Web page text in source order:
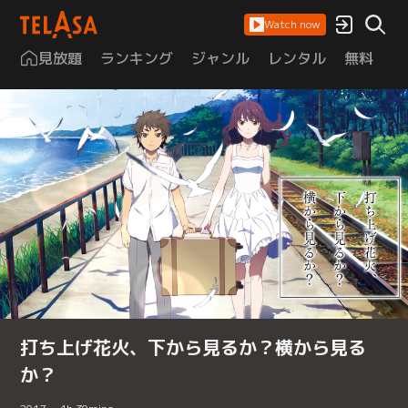
Watch now
見放題 ランキング ジャンル レンタル 無料
打ち上げ花火、下から見るか？横から見る
か？